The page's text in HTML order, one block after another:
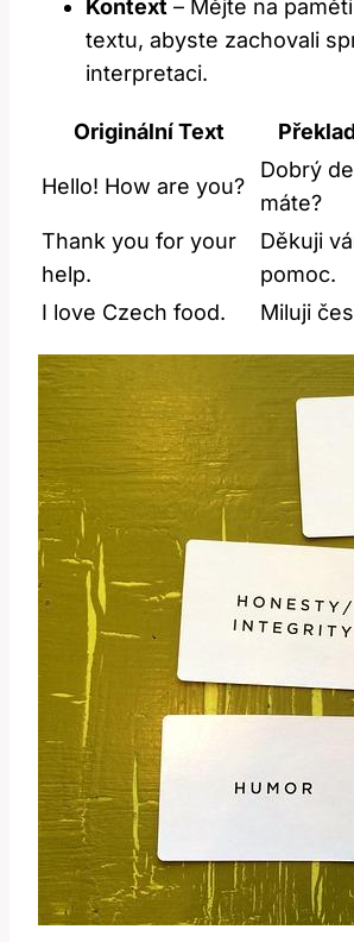
Kontext – Mějte na
textu, abyste zachovali
interpretaci.
Originální Text
Hello! How are you?
Dobrý
máte?
Thank you for your
help.
Děkuji
pomoc.
I love Czech food.
Miluji